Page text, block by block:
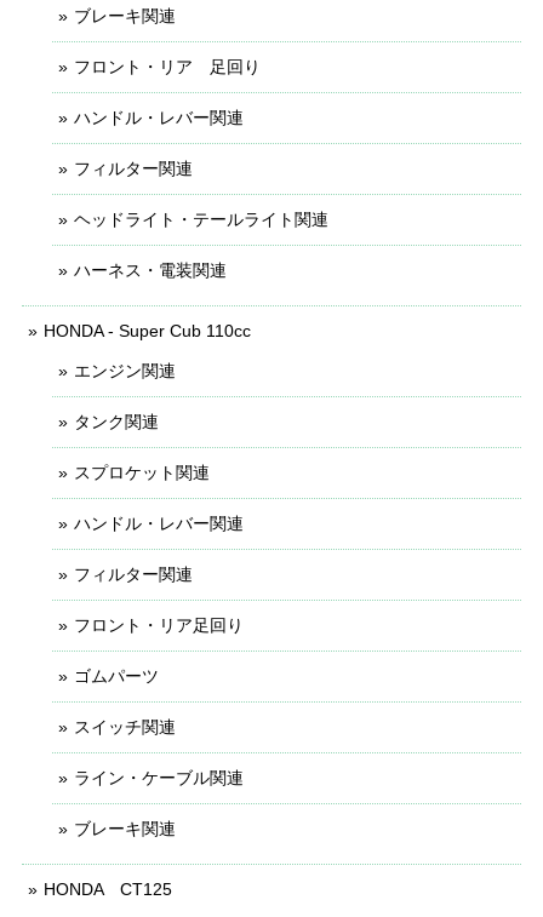
ブレーキ関連
フロント・リア 足回り
ハンドル・レバー関連
フィルター関連
ヘッドライト・テールライト関連
ハーネス・電装関連
HONDA - Super Cub 110cc
エンジン関連
タンク関連
スプロケット関連
ハンドル・レバー関連
フィルター関連
フロント・リア足回り
ゴムパーツ
スイッチ関連
ライン・ケーブル関連
ブレーキ関連
HONDA CT125